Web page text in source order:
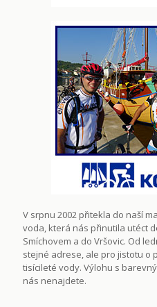
V srpnu 2002 přitekla do naší
voda, která nás přinutila utéct
Smíchovem a do Vršovic. Od
stejné adrese, ale pro jistotu o
tisícileté vody. Výlohu s
nás nenajdete.